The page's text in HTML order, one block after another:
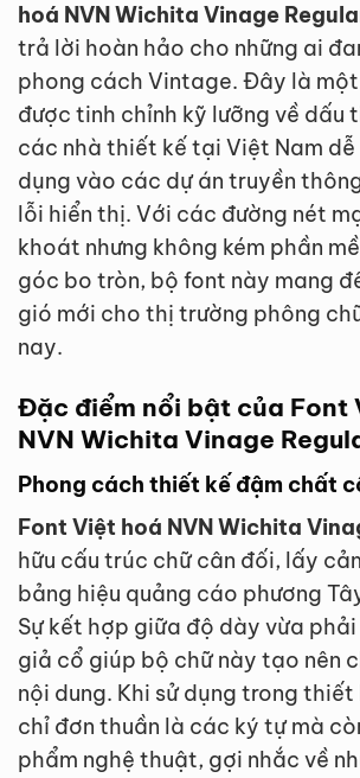
hoá NVN Wichita Vinage
trả lời hoàn hảo cho những ai
phong cách Vintage. Đây là
được tinh chỉnh kỹ lưỡng về dấu
các nhà thiết kế tại Việt Nam dễ
dụng vào các dự án truyền
lỗi hiển thị. Với các đường nét
khoát nhưng không kém phần
góc bo tròn, bộ font này mang
gió mới cho thị trường phông
nay.
Đặc điểm nổi bật của Font
NVN Wichita Vinage
Phong cách thiết kế đậm chất
Font Việt hoá NVN Wichita
hữu cấu trúc chữ cân đối, lấy
bảng hiệu quảng cáo phương
Sự kết hợp giữa độ dày vừa
giả cổ giúp bộ chữ này tạo nên
nội dung. Khi sử dụng trong thiết
chỉ đơn thuần là các ký tự mà
phẩm nghệ thuật, gợi nhắc về